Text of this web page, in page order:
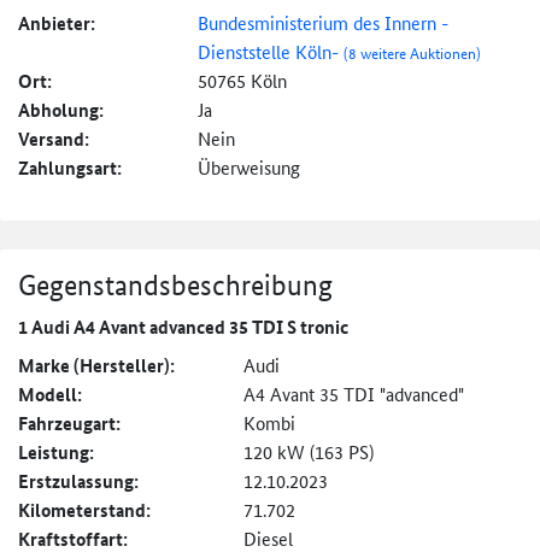
Anbieter:
Bundesministerium des Innern -
Dienststelle Köln-(8 weitere Auktionen)
Ort: 50765 Köln
Abholung: Ja
Versand: Nein
Zahlungsart: Überweisung
Gegenstandsbeschreibung
1 Audi A4 Avant advanced 35 TDI S tronic
Marke (Hersteller):
Audi
Modell: A4 Avant 35 TDI "advanced"
Fahrzeugart: Kombi
Leistung: 120 kW (163 PS)
Erstzulassung: 12.10.2023
Kilometerstand: 71.702
Kraftstoffart: Diesel